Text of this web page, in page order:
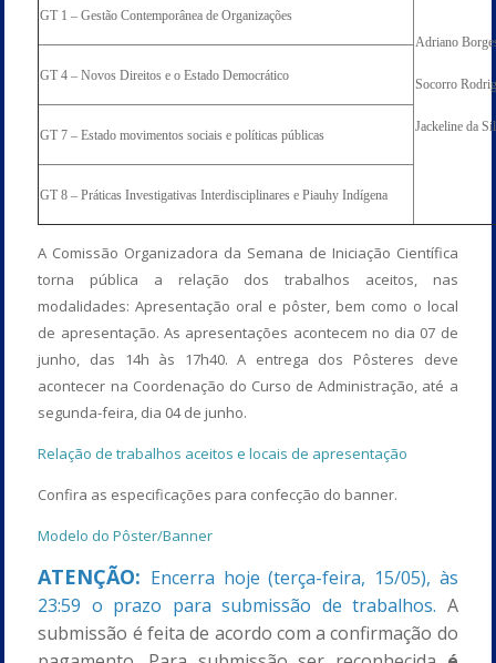
GT 1 – Gestão Contemporânea de Organizações
Adriano
Socorro
Jackeline da
GT 4 – Novos Direitos e o Estado Democrático
GT 7 – Estado movimentos sociais e políticas públicas
GT 8 – Práticas Investigativas Interdisciplinares e Piauhy Indígena
A Comissão Organizadora da Semana de Iniciação Científica
torna pública a relação dos trabalhos aceitos, nas
modalidades: Apresentação oral e pôster, bem como o local
de apresentação. As apresentações acontecem no dia 07 de
junho, das 14h às 17h40. A entrega dos Pôsteres deve
acontecer na Coordenação do Curso de Administração, até a
segunda-feira, dia 04 de junho.
Relação de trabalhos aceitos e locais de apresentação
Confira as especificações para confecção do banner.
Modelo do Pôster/Banner
ATENÇÃO: Encerra hoje (terça-feira, 15/05), às
23:59 o prazo para submissão de trabalhos. A
submissão é feita de acordo com a confirmação do